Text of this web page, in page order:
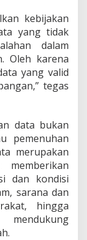
kebijakan
yang tidak
dalam
Oleh karena
yang valid
tegas
data bukan
pemenuhan
merupakan
dan kondisi
sarana dan
hingga